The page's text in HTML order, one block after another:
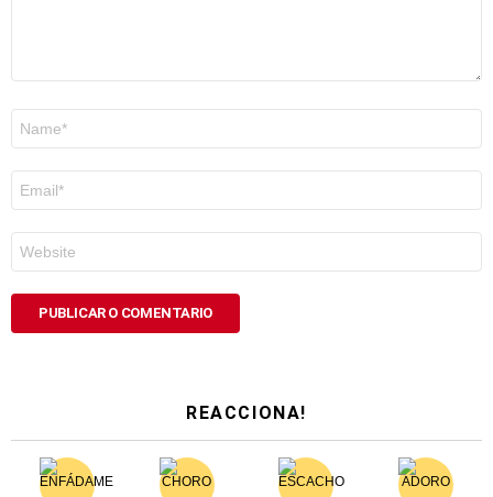
electrónico
*
REACCIONA!